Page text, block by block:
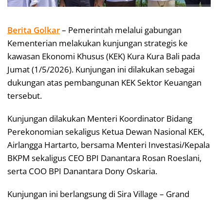
Berita Golkar– Pemerintah melalui gabungan
Kementerian melakukan kunjungan strategis ke
kawasan Ekonomi Khusus (KEK) Kura Kura Bali pada
Jumat (1/5/2026). Kunjungan ini dilakukan sebagai
dukungan atas pembangunan KEK Sektor Keuangan
tersebut.
Kunjungan dilakukan Menteri Koordinator Bidang
Perekonomian sekaligus Ketua Dewan Nasional KEK,
Airlangga Hartarto, bersama Menteri Investasi/Kepala
BKPM sekaligus CEO BPI Danantara Rosan Roeslani,
serta COO BPI Danantara Dony Oskaria.
Kunjungan ini berlangsung di Sira Village – Grand